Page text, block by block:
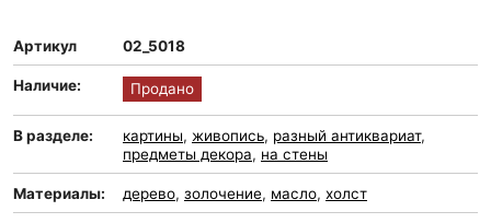
Артикул 02_5018
Наличие: Продано
В разделе: картины, живопись, разный антиквариат,
предметы декора, на стены
Материалы: дерево, золочение, масло, холст